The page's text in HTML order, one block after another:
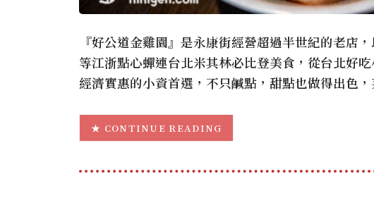
『好公道金雞園』是永康街經營超過半世紀的老店
等江浙點心蟬連台北米其林必比登美食，從台北好
經濟實惠的小資首選，不只鹹點，甜點也做得出色
CONTINUE READING